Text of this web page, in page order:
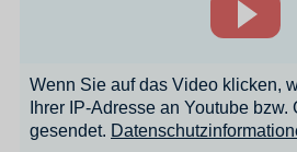
Wenn Sie auf das Video klicken,
Ihrer IP-Adresse an Youtube bzw.
gesendet.